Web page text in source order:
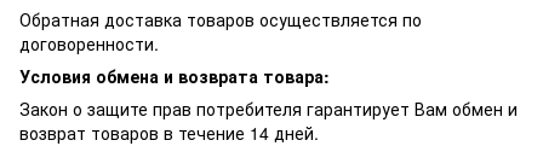
Обратная доставка товаров осуществляется по
договоренности.
Условия обмена и возврата товара:
Закон о защите прав потребителя гарантирует Вам обмен и
возврат товаров в течение 14 дней.